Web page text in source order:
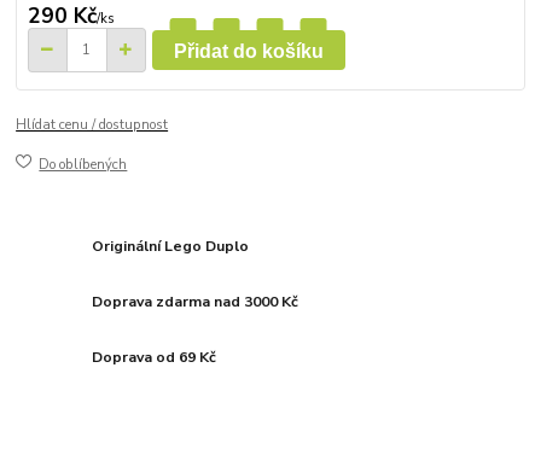
290 Kč/ks
Přidat do košíku
Hlídat cenu / dostupnost
Do oblíbených
Originální Lego Duplo
Doprava zdarma nad 3000 Kč
Doprava od 69 Kč